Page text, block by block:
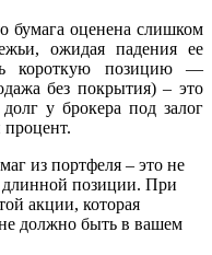
бумага оценена слишком
ожидая падения ее
короткую позицию —
без покрытия) – это
у брокера под залог
из портфеля – это не
длинной позиции. При
акции, которая
должно быть в вашем